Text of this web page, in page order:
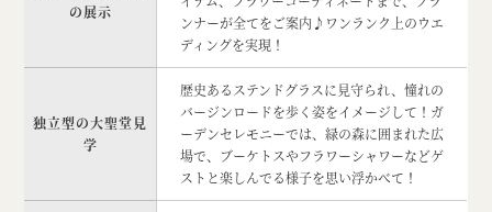
の展示
ンナーが全てをご案内♪ワンランク上のウエ
ディングを実現！
独立型の大聖堂見
学
歴史あるステンドグラスに見守られ、憧れの
バージンロードを歩く姿をイメージして！ガ
ーデンセレモニーでは、緑の森に囲まれた広
場で、ブーケトスやフラワーシャワーなどゲ
ストと楽しんでる様子を思い浮かべて！